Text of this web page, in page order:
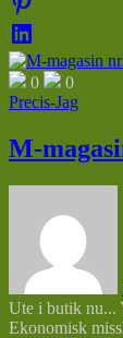
0
0
Precis-Jag
M-
Ute i butik
Ekonomisk